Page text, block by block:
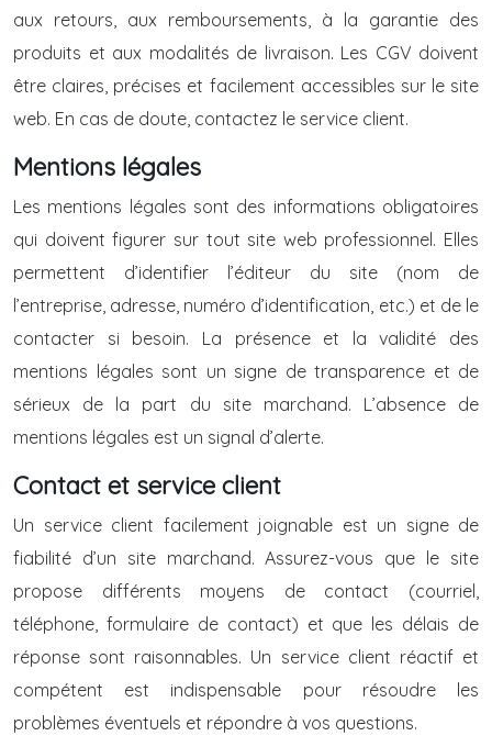
aux retours, aux remboursements, à la garantie des
produits et aux modalités de livraison. Les CGV doivent
être claires, précises et facilement accessibles sur le site
web. En cas de doute, contactez le service client.
Mentions légales
Les mentions légales sont des informations obligatoires
qui doivent figurer sur tout site web professionnel. Elles
permettent d’identifier l’éditeur du site (nom de
l’entreprise, adresse, numéro d’identification, etc.) et de le
contacter si besoin. La présence et la validité des
mentions légales sont un signe de transparence et de
sérieux de la part du site marchand. L’absence de
mentions légales est un signal d’alerte.
Contact et service client
Un service client facilement joignable est un signe de
fiabilité d’un site marchand. Assurez-vous que le site
propose différents moyens de contact (courriel,
téléphone, formulaire de contact) et que les délais de
réponse sont raisonnables. Un service client réactif et
compétent est indispensable pour résoudre les
problèmes éventuels et répondre à vos questions.